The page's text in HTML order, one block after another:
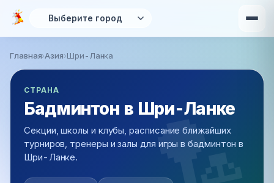
Перейти к основному содержанию
Главная›Азия›Шри-Ланка
СТРАНА
Бадминтон в Шри-Ланке
Секции, школы и клубы, расписание ближайших
турниров, тренеры и залы для игры в бадминтон в
Шри-Ланке.